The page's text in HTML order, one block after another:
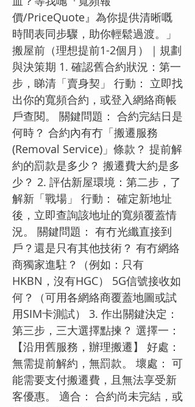
價/PriceQuote』為你提供清晰嘅
時間表同步驟，助你輕鬆過渡。」
搬屋前（理想提前1-2個月）｜規劃
與決策期 1. 確認舊合約狀況：第一
步，睇清「賣身契」 行動： 立即找
出你的寬頻合約，或登入網絡商帳
戶查閱。 關鍵問題： 合約完結日是
何時？ 合約內有冇「搬遷服務
(Removal Service)」條款？ 提前解
約的罰款是多少？ 搬遷費大約是多
少？ 2. 評估新屋環境：第二步，了
解新「戰場」 行動： 確定新地址
後，立即查詢該地址的寬頻覆蓋情
況。 關鍵問題： 有冇光纖直接到
戶？還是只有其他技術？ 有冇網絡
商獨家進駐？（例如：只有
HKBN，沒有HGC） 5G信號接收如
何？（可用各網絡商覆蓋地圖或試
用SIM卡測試） 3. 作出關鍵決定：
第三步，三大選擇點揀？ 選擇一：
【沿用舊服務，辦理搬遷】 好處：
無需提前解約，無罰款。 壞處： 可
能需要支付搬遷費，且無法享受新
客優惠。 適合： 合約尚未完結，或